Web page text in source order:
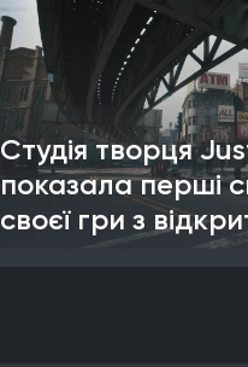
Студія творця
показала перші
своєї гри з